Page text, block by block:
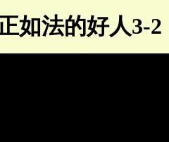
如法的好人3-2